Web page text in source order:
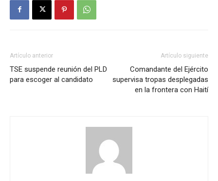
Artículo anterior
TSE suspende reunión del PLD
para escoger al candidato
Artículo siguiente
Comandante del Ejército
supervisa tropas desplegadas
en la frontera con Haití